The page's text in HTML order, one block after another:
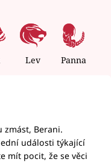
Lev Panna
zmást, Berani.
události týkající
mít pocit, že se věci